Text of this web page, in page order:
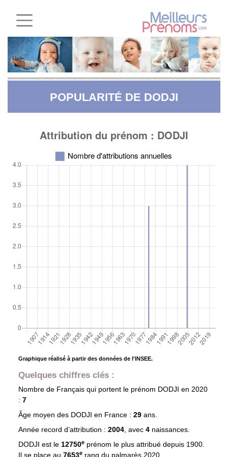
POPULARITÉ DE DODJI
Graphique réalisé à partir des données de l'INSEE.
Quelques chiffres clés :
Nombre de Français qui portent le prénom DODJI en 2020
: 7
Âge moyen des DODJI en France : 29 ans.
Année record d’attribution : 2004, avec 4 naissances.
DODJI est le 12750eprénom le plus attribué depuis 1900.
Il se place au 7653e rang du palmarès 2020.